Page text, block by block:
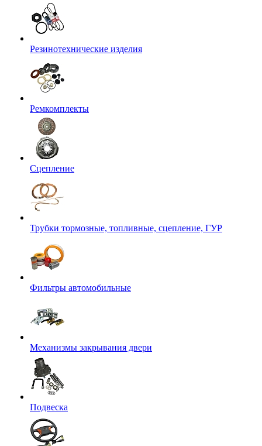
Резинотехнические изделия
Ремкомплекты
Сцепление
Трубки тормозные, топливные, сцепление, ГУР
Фильтры автомобильные
Механизмы закрывания двери
Подвеска